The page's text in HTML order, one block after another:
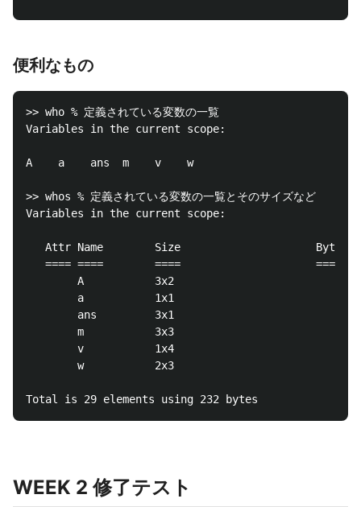
便利なもの
>> who % 定義されている変数の一覧
Variables in the current scope:
A    a    ans  m    v    w
>> whos % 定義されている変数の一覧とそのサイズなど
Variables in the current scope:
Attr Name        Size                     Bytes
==== ====        ====                     =====
A           3x2                         48
a           1x1                          8
ans         3x1                         24
m           3x3                         72
v           1x4                         32
w           2x3                         48
WEEK 2 修了テスト